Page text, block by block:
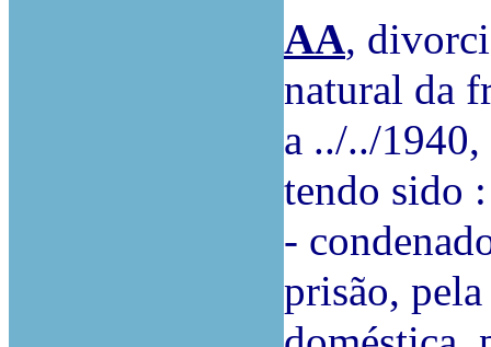
AA,
natural da
a ../../
tendo sido :
-
prisão,